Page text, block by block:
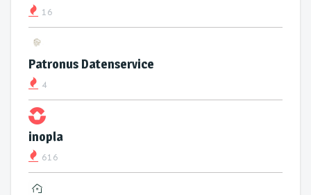
16
Patronus Datenservice
4
inopla
616